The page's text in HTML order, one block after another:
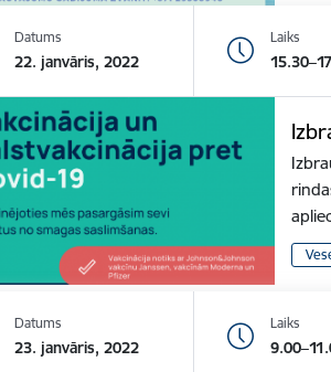
Datums
22. janvāris, 2022
Laiks
Datums
23. janvāris, 2022
Laiks